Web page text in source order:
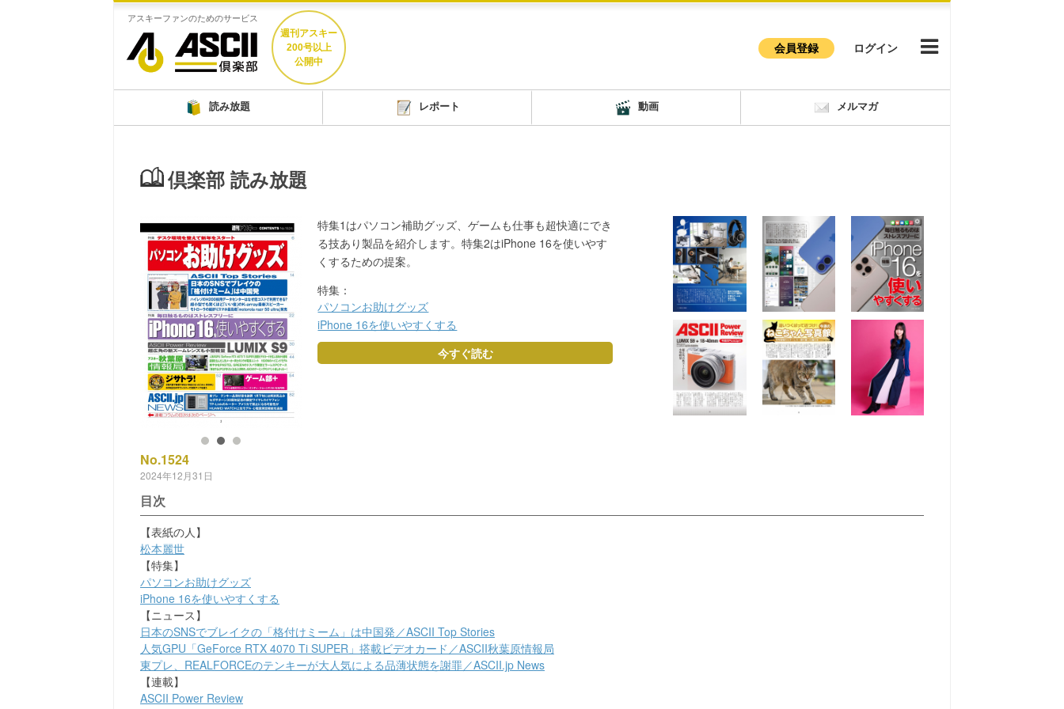
アスキーファンのためのサービス
週刊アスキー
200号以上
公開中
会員登録 ログイン
読み放題 レポート 動画 メルマガ
倶楽部 読み放題
No.1524
2024年12月31日
特集1はパソコン補助グッズ、ゲームも仕事も超快適にでき
る技あり製品を紹介します。特集2はiPhone 16を使いやす
くするための提案。
特集：
パソコンお助けグッズ
iPhone 16を使いやすくする
今すぐ読む
目次
【表紙の人】
松本麗世
【特集】
パソコンお助けグッズ
iPhone 16を使いやすくする
【ニュース】
日本のSNSでブレイクの「格付けミーム」は中国発／ASCII Top Stories
人気GPU「GeForce RTX 4070 Ti SUPER」搭載ビデオカード／ASCII秋葉原情報局
東プレ、REALFORCEのテンキーが大人気による品薄状態を謝罪／ASCII.jp News
【連載】
ASCII Power Review